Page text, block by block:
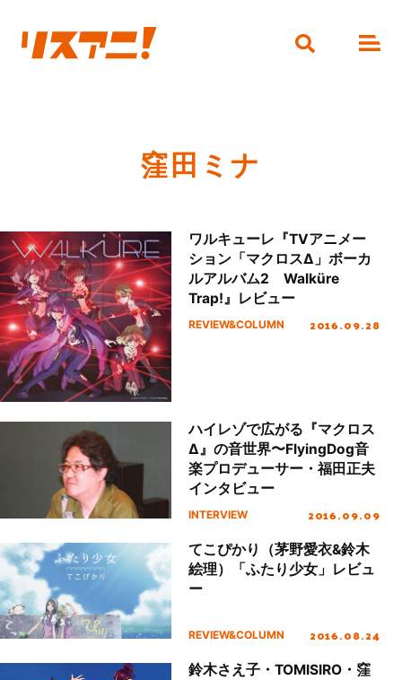
窪田ミナ
ワルキューレ『TVアニメー
ション「マクロスΔ」ボーカ
ルアルバム2 Walküre
Trap!』レビュー
REVIEW&COLUMN 2016.09.28
ハイレゾで広がる『マクロス
Δ』の音世界〜FlyingDog音
楽プロデューサー・福田正夫
インタビュー
INTERVIEW 2016.09.09
てこぴかり（茅野愛衣&鈴木
絵理）「ふたり少女」レビュ
ー
REVIEW&COLUMN 2016.08.24
鈴木さえ子・TOMISIRO・窪